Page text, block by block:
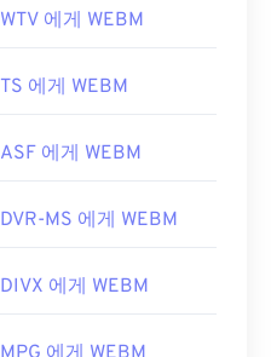
WTV 에게 WEBM
TS 에게 WEBM
ASF 에게 WEBM
DVR-MS 에게 WEBM
DIVX 에게 WEBM